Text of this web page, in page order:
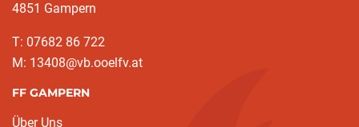
4851 Gampern
T: 07682 86 722
M: 13408@vb.ooelfv.at
FF GAMPERN
Über Uns